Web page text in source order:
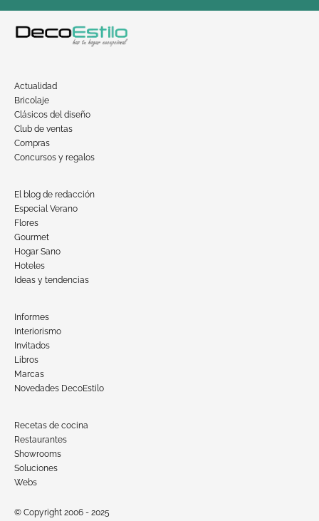
Actualidad
Bricolaje
Clásicos del diseño
Club de ventas
Compras
Concursos y regalos
El blog de redacción
Especial Verano
Flores
Gourmet
Hogar Sano
Hoteles
Ideas y tendencias
Informes
Interiorismo
Invitados
Libros
Marcas
Novedades DecoEstilo
Recetas de cocina
Restaurantes
Showrooms
Soluciones
Webs
© Copyright 2006 - 2025